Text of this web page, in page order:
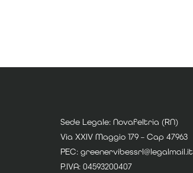
Sede Legale: Novafeltria (RN)
Via XXIV Maggio 179 – Cap 47963
PEC: greenervibessrl@legalmail.it
P.IVA: 04593200407